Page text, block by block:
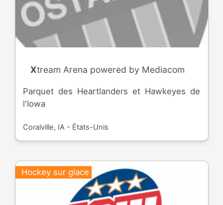
Xtream Arena powered by Mediacom
Parquet des Heartlanders et Hawkeyes de
l'Iowa
Coralville, IA - États-Unis
Hockey sur glace